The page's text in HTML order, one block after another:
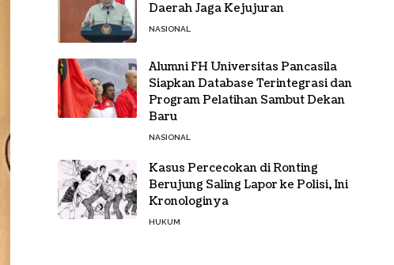
Daerah Jaga Kejujuran
NASIONAL
Alumni FH Universitas Pancasila
Siapkan Database Terintegrasi dan
Program Pelatihan Sambut Dekan
Baru
NASIONAL
Kasus Percecokan di Ronting
Berujung Saling Lapor ke Polisi, Ini
Kronologinya
HUKUM